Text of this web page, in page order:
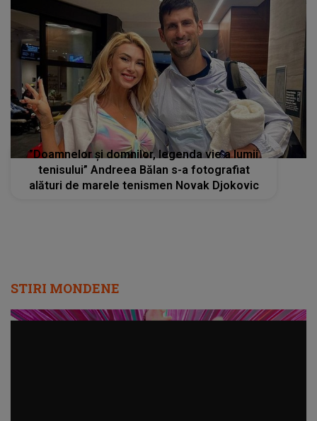
”Doamnelor și domnilor, legenda vie a lumii
tenisului” Andreea Bălan s-a fotografiat
alături de marele tenismen Novak Djokovic
STIRI MONDENE